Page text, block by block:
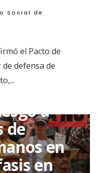
Social de
el Pacto de
defensa de
...
y
a
de
en
en